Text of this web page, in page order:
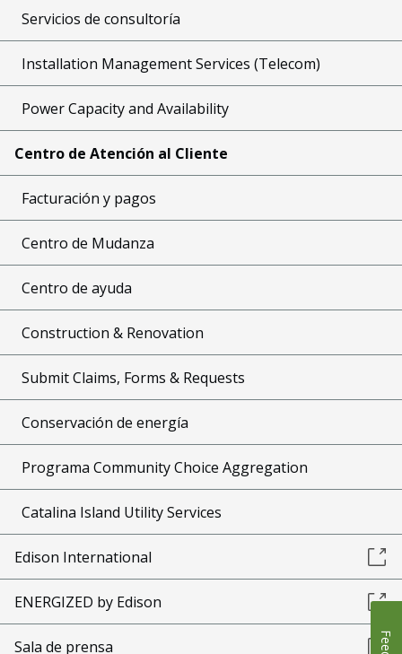
Servicios de consultoría
Installation Management Services (Telecom)
Power Capacity and Availability
Centro de Atención al Cliente
Facturación y pagos
Centro de Mudanza
Centro de ayuda
Construction & Renovation
Submit Claims, Forms & Requests
Conservación de energía
Programa Community Choice Aggregation
Catalina Island Utility Services
Edison International
ENERGIZED by Edison
Sala de prensa